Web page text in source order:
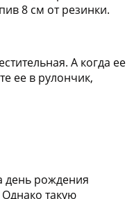
8 см от резинки.
А когда ее
ее в рулончик,
день рождения
Однако такую